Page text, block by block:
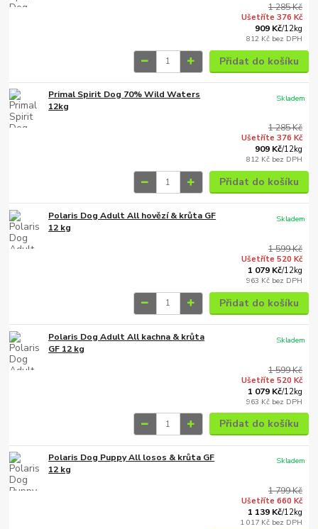
1 285 Kč
Ušetříte 376 Kč
909 Kč/12kg
812 Kč bez DPH
Přidat do košíku
Primal Spirit Dog 70% Wild Waters
12kg
1 285 Kč
Ušetříte 376 Kč
909 Kč/12kg
812 Kč bez DPH
Skladem
Přidat do košíku
Polaris Dog Adult All hovězí & krůta GF
12 kg
1 599 Kč
Ušetříte 520 Kč
1 079 Kč/12kg
963 Kč bez DPH
Skladem
Přidat do košíku
Polaris Dog Adult All kachna & krůta
GF 12 kg
1 599 Kč
Ušetříte 520 Kč
1 079 Kč/12kg
963 Kč bez DPH
Skladem
Přidat do košíku
Polaris Dog Puppy All losos & krůta GF
12 kg
1 799 Kč
Ušetříte 660 Kč
1 139 Kč/12kg
1 017 Kč bez DPH
Skladem